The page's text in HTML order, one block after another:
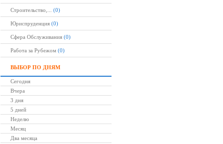
Строительство,... (0)
Юриспруденция (0)
Сфера Обслуживания (0)
Работа за Рубежом (0)
ВЫБОР ПО ДНЯМ
Сегодня
Вчера
3 дня
5 дней
Неделю
Месяц
Два месяца